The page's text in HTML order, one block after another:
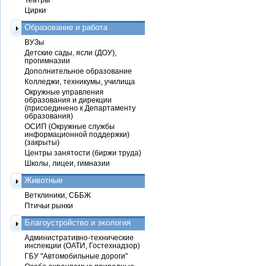
Цирки
Образование и работа
ВУЗы
Детские сады, ясли (ДОУ),
прогимназии
Дополнительное образование
Колледжи, техникумы, училища
Окружные управления
образования и дирекции
(присоединено к Департаменту
образования)
ОСИП (Окружные службы
информационной поддержки)
(закрыты)
Центры занятости (биржи труда)
Школы, лицеи, гимназии
Животные
Ветклиники, СББЖ
Птичьи рынки
Благоустройство и экология
Административно-технические
инспекции (ОАТИ, Гостехнадзор)
ГБУ "Автомобильные дороги"